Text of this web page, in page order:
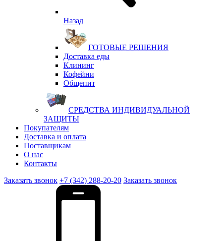
Назад
ГОТОВЫЕ РЕШЕНИЯ
Доставка еды
Клининг
Кофейни
Общепит
СРЕДСТВА ИНДИВИДУАЛЬНОЙ
ЗАЩИТЫ
Покупателям
Доставка и оплата
Поставщикам
О нас
Контакты
Заказать звонок +7 (342) 288-20-20 Заказать звонок